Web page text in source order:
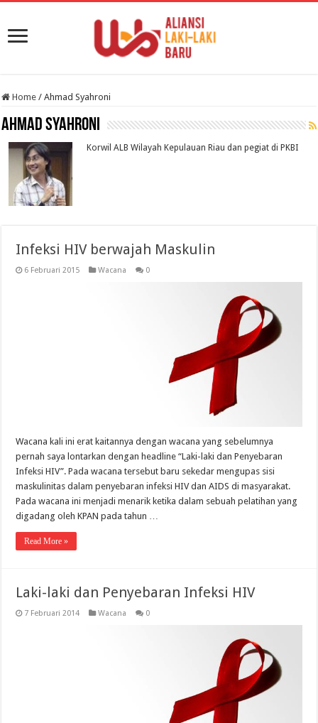
Home / Ahmad Syahroni
Ahmad Syahroni
Korwil ALB Wilayah Kepulauan Riau dan pegiat di PKBI
Infeksi HIV berwajah Maskulin
6 Februari 2015 Wacana 0
Wacana kali ini erat kaitannya dengan wacana yang sebelumnya
pernah saya lontarkan dengan headline “Laki-laki dan Penyebaran
Infeksi HIV”. Pada wacana tersebut baru sekedar mengupas sisi
maskulinitas dalam penyebaran infeksi HIV dan AIDS di masyarakat.
Pada wacana ini menjadi menarik ketika dalam sebuah pelatihan yang
digadang oleh KPAN pada tahun …
Read More »
Laki-laki dan Penyebaran Infeksi HIV
7 Februari 2014 Wacana 0